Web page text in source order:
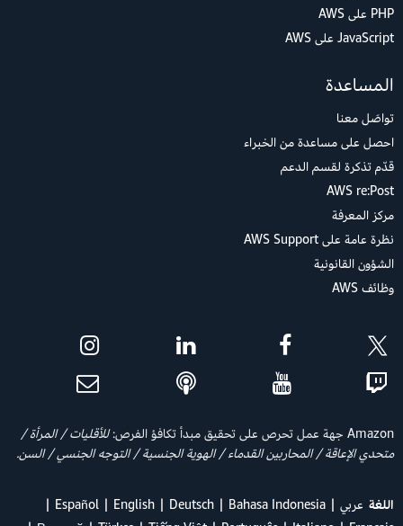
PHP على AWS
JavaScript على AWS
المساعدة
تواصَل معنا
احصل على مساعدة من الخبراء
قدّم تذكرة لقسم الدعم
AWS re:Post
مركز المعرفة
نظرة عامة على AWS Support
الشؤون القانونية
وظائف AWS
Amazon جهة عمل تحرص على تحقيق مبدأ تكافؤ الفرص:
للأقليات / المرأة /
متحدي الإعاقة / المحاربين القدماء / الهوية الجنسية / التوجه الجنسي / السن.
اللغة عربي Bahasa Indonesia
Deutsch
English
Español